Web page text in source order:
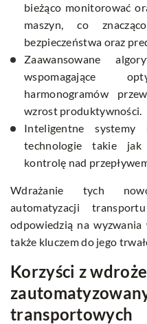
bieżąco monitorować
maszyn, co
bezpieczeństwa oraz
Zaawansowane
wspomagające
harmonogramów
wzrost produktywności.
Inteligentne systemy
technologie takie jak
kontrolę nad
Wdrażanie tych
automatyzacji
odpowiedzią na wyzwania
także kluczem do jego
Korzyści z
transportowych